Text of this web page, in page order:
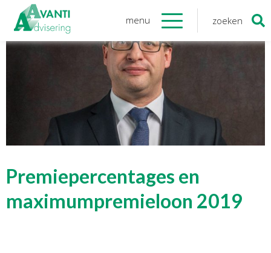
menu zoeken
Organisatie
Algemene verordening
gegevensbescherming
Sponsoring
Onze diensten
Zoeken
naar:
Premiepercentages en
maximumpremieloon 2019